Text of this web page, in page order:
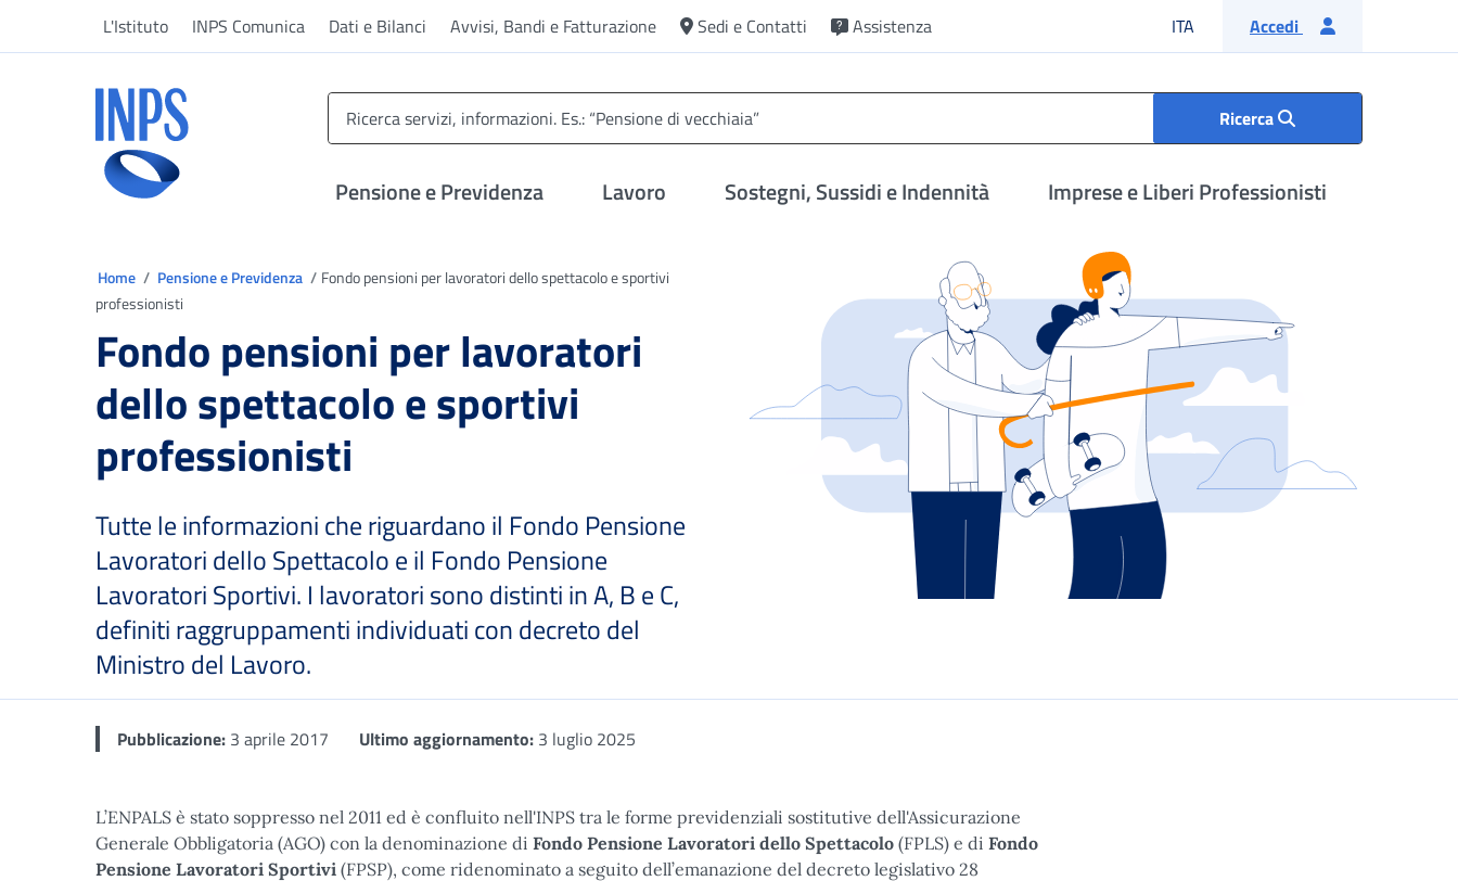
L'Istituto INPS Comunica Dati e Bilanci Avvisi, Bandi e Fatturazione Sedi e Contatti Assistenza ITA Lingua italiana
Accedi
Ricerca
Pensione e Previdenza Lavoro Sostegni, Sussidi e Indennità Imprese e Liberi Professionisti
Home Pensione e Previdenza
Fondo pensioni per lavoratori dello spettacolo e sportivi
professionisti
Fondo pensioni per lavoratori
dello spettacolo e sportivi
professionisti
Tutte le informazioni che riguardano il Fondo Pensione
Lavoratori dello Spettacolo e il Fondo Pensione
Lavoratori Sportivi. I lavoratori sono distinti in A, B e C,
definiti raggruppamenti individuati con decreto del
Ministro del Lavoro.
Dettaglio
Pubblicazione: 3 aprile 2017 Ultimo aggiornamento: 3 luglio 2025
L’ENPALS è stato soppresso nel 2011 ed è confluito nell'INPS tra le forme previdenziali sostitutive dell'Assicurazione
Generale Obbligatoria (AGO) con la denominazione di Fondo Pensione Lavoratori dello Spettacolo (FPLS) e di Fondo
Pensione Lavoratori Sportivi (FPSP), come ridenominato a seguito dell’emanazione del decreto legislativo 28